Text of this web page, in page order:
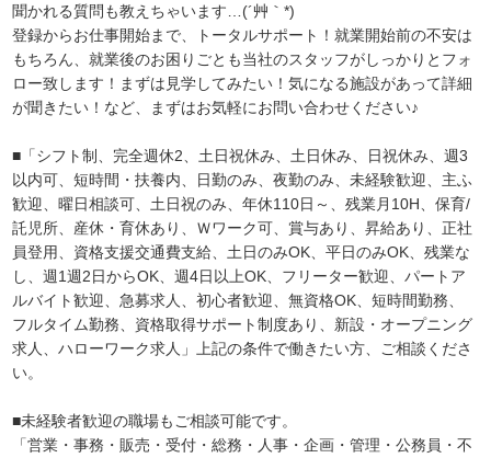
聞かれる質問も教えちゃいます…(´艸｀*)
登録からお仕事開始まで、トータルサポート！就業開始前の不安は
もちろん、就業後のお困りごとも当社のスタッフがしっかりとフォ
ロー致します！まずは見学してみたい！気になる施設があって詳細
が聞きたい！など、まずはお気軽にお問い合わせください♪
■「シフト制、完全週休2、土日祝休み、土日休み、日祝休み、週3
以内可、短時間・扶養内、日勤のみ、夜勤のみ、未経験歓迎、主ふ
歓迎、曜日相談可、土日祝のみ、年休110日～、残業月10H、保育/
託児所、産休・育休あり、Ｗワーク可、賞与あり、昇給あり、正社
員登用、資格支援交通費支給、土日のみOK、平日のみOK、残業な
し、週1週2日からOK、週4日以上OK、フリーター歓迎、パートア
ルバイト歓迎、急募求人、初心者歓迎、無資格OK、短時間勤務、
フルタイム勤務、資格取得サポート制度あり、新設・オープニング
求人、ハローワーク求人」上記の条件で働きたい方、ご相談くださ
い。
■未経験者歓迎の職場もご相談可能です。
「営業・事務・販売・受付・総務・人事・企画・管理・公務員・不